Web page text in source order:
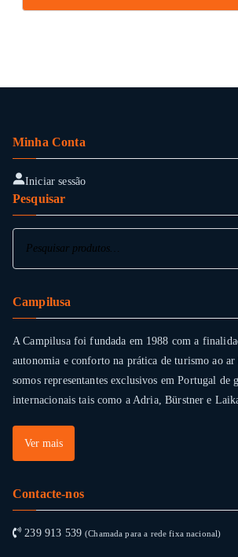
Minha Conta
Iniciar sessão
Pesquisar
Campilusa
A Campilusa foi fundada em 1988 com a
autonomia e conforto na prática de turismo ao
somos representantes exclusivos em Portugal de
internacionais tais como a Adria, Bürstner e
Ver mais
Contacte-nos
239 913 539(Chamada para a rede fixa nacional)